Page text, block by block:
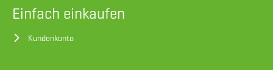
Einfach einkaufen
Kundenkonto